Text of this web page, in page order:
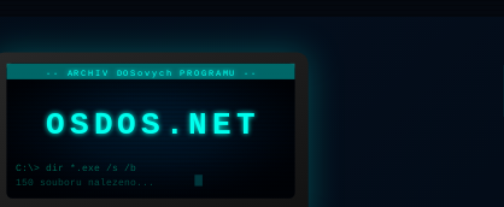
-- ARCHIV DOSovych PROGRAMU --
OSDOS.NET
C:\> dir *.exe /s /b
150 souboru nalezeno...